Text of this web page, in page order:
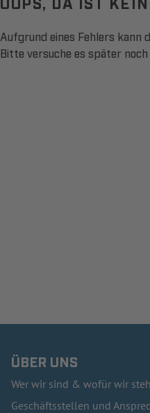
Aufgrund eines Fehlers kann
Bitte versuche es später noch
ÜBER UNS
Wer wir sind & wofür wir
Geschäftsstellen und